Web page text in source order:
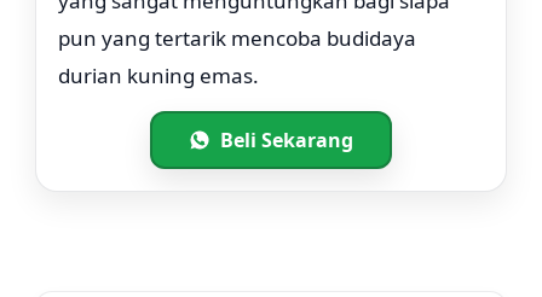
pun yang tertarik mencoba budidaya
durian kuning emas.
Beli Sekarang